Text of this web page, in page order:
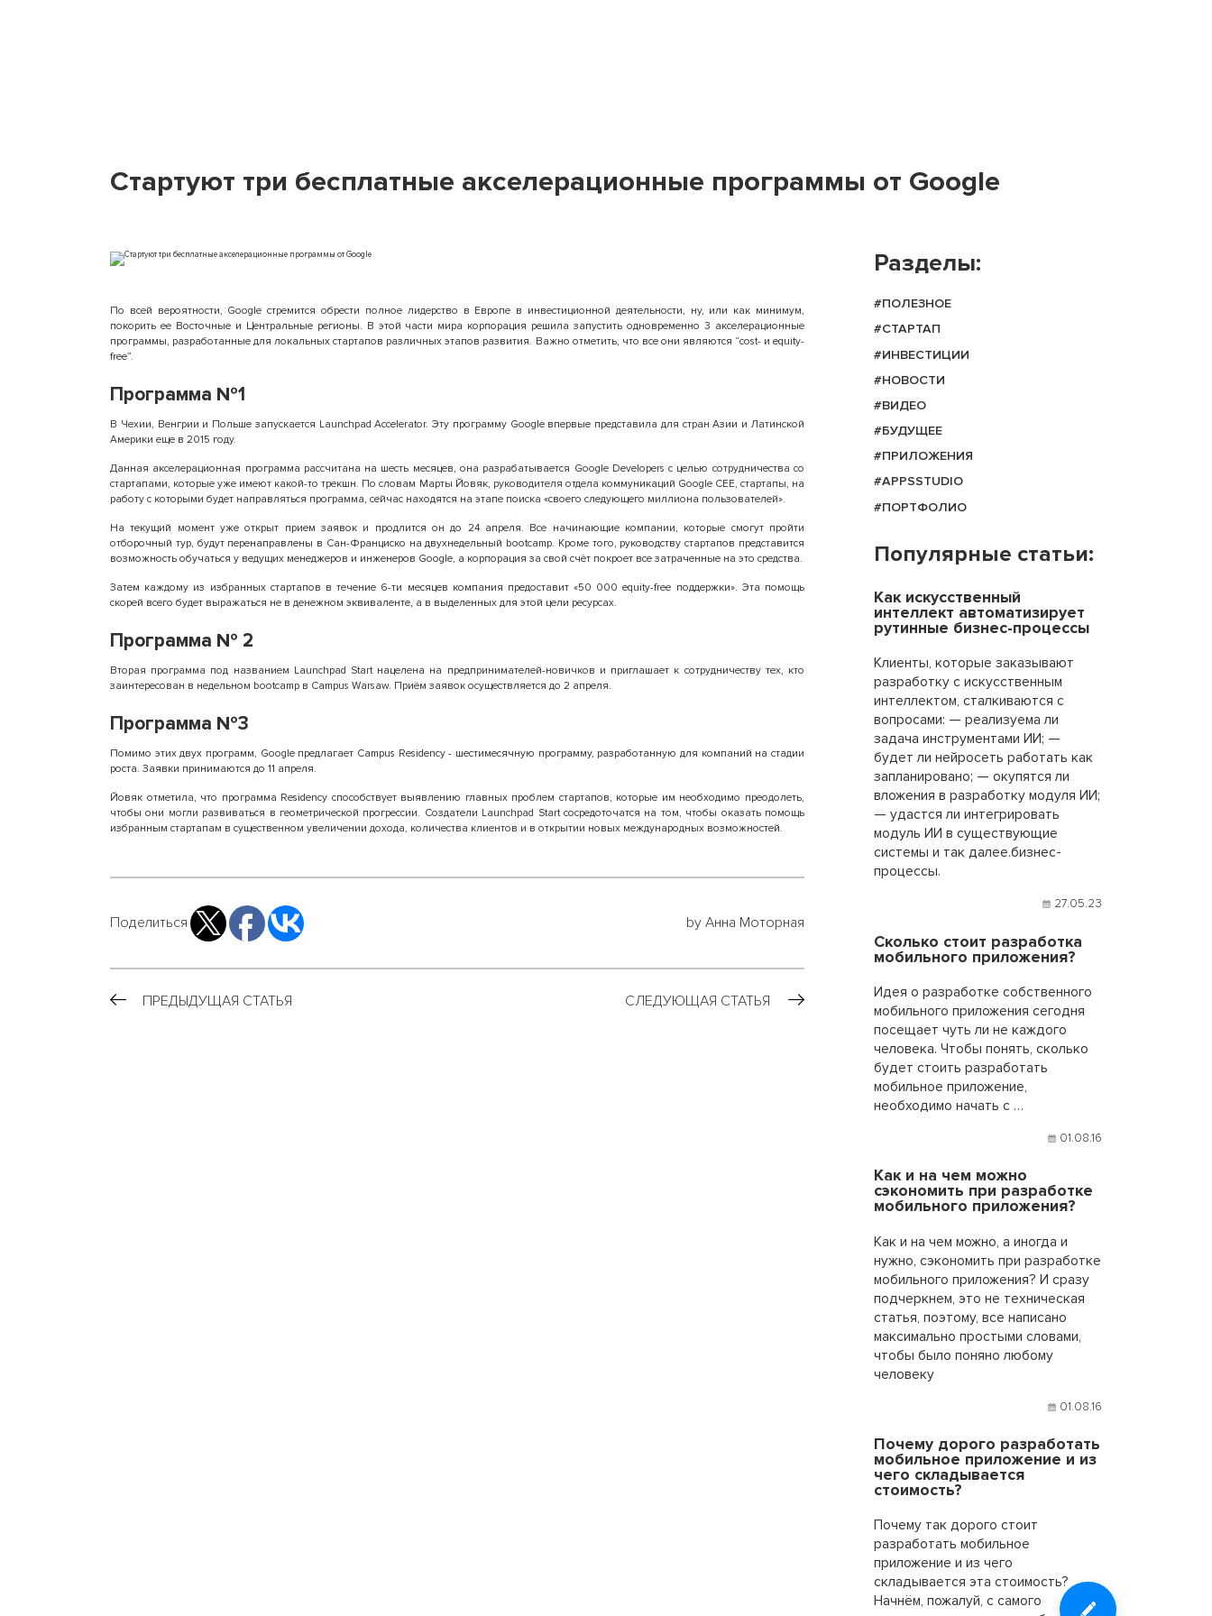
Стартуют три бесплатные акселерационные программы от Google
По всей вероятности, Google стремится обрести полное лидерство в Европе в инвестиционной деятельности, ну, или как минимум,
покорить ее Восточные и Центральные регионы. В этой части мира корпорация решила запустить одновременно 3 акселерационные
программы, разработанные для локальных стартапов различных этапов развития. Важно отметить, что все они являются “cost- и equity-
free”.
Программа №1
В Чехии, Венгрии и Польше запускается Launchpad Accelerator. Эту программу Google впервые представила для стран Азии и Латинской
Америки еще в 2015 году.
Данная акселерационная программа рассчитана на шесть месяцев, она разрабатывается Google Developers с целью сотрудничества со
стартапами, которые уже имеют какой-то трекшн. По словам Марты Йовяк, руководителя отдела коммуникаций Google CEE, стартапы, на
работу с которыми будет направляться программа, сейчас находятся на этапе поиска «своего следующего миллиона пользователей».
На текущий момент уже открыт прием заявок и продлится он до 24 апреля. Все начинающие компании, которые смогут пройти
отборочный тур, будут перенаправлены в Сан-Франциско на двухнедельный bootcamp. Кроме того, руководству стартапов представится
возможность обучаться у ведущих менеджеров и инженеров Google, а корпорация за свой счёт покроет все затраченные на это средства.
Затем каждому из избранных стартапов в течение 6-ти месяцев компания предоставит «50 000 equity-free поддержки». Эта помощь
скорей всего будет выражаться не в денежном эквиваленте, а в выделенных для этой цели ресурсах.
Программа № 2
Вторая программа под названием Launchpad Start нацелена на предпринимателей-новичков и приглашает к сотрудничеству тех, кто
заинтересован в недельном bootcamp в Campus Warsaw. Приём заявок осуществляется до 2 апреля.
Программа №3
Помимо этих двух программ, Google предлагает Campus Residency - шестимесячную программу, разработанную для компаний на стадии
роста. Заявки принимаются до 11 апреля.
Йовяк отметила, что программа Residency способствует выявлению главных проблем стартапов, которые им необходимо преодолеть,
чтобы они могли развиваться в геометрической прогрессии. Создатели Launchpad Start сосредоточатся на том, чтобы оказать помощь
избранным стартапам в существенном увеличении дохода, количества клиентов и в открытии новых международных возможностей.
Поделиться by Анна Моторная
ПРЕДЫДУЩАЯ СТАТЬЯ СЛЕДУЮЩАЯ СТАТЬЯ
Разделы:
#ПОЛЕЗНОЕ
#СТАРТАП
#ИНВЕСТИЦИИ
#НОВОСТИ
#ВИДЕО
#БУДУЩЕЕ
#ПРИЛОЖЕНИЯ
#APPSSTUDIO
#ПОРТФОЛИО
Популярные статьи:
Как искусственный
интеллект автоматизирует
рутинные бизнес-процессы
Клиенты, которые заказывают
разработку с искусственным
интеллектом, сталкиваются с
вопросами: — реализуема ли
задача инструментами ИИ; —
будет ли нейросеть работать как
запланировано; — окупятся ли
вложения в разработку модуля ИИ;
— удастся ли интегрировать
модуль ИИ в существующие
системы и так далее.бизнес-
процессы.
27.05.23
Сколько стоит разработка
мобильного приложения?
Идея о разработке собственного
мобильного приложения сегодня
посещает чуть ли не каждого
человека. Чтобы понять, сколько
будет стоить разработать
мобильное приложение,
необходимо начать с …
01.08.16
Как и на чем можно
сэкономить при разработке
мобильного приложения?
Как и на чем можно, а иногда и
нужно, сэкономить при разработке
мобильного приложения? И сразу
подчеркнем, это не техническая
статья, поэтому, все написано
максимально простыми словами,
чтобы было поняно любому
человеку
01.08.16
Почему дорого разработать
мобильное приложение и из
чего складывается
стоимость?
Почему так дорого стоит
разработать мобильное
приложение и из чего
складывается эта стоимость?
Начнём, пожалуй, с самого